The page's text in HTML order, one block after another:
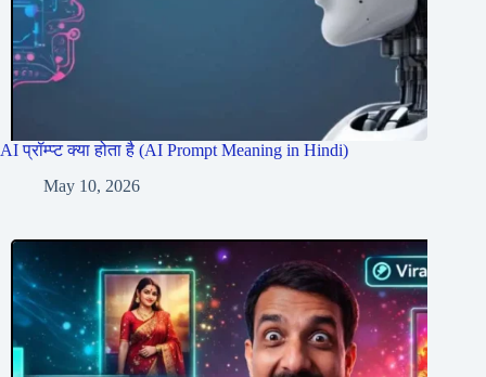
AI प्रॉम्प्ट क्या होता है (AI Prompt Meaning in Hindi)
May 10, 2026